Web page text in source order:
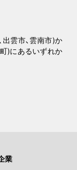
出雲市、雲南市)か
)にあるいずれか
業